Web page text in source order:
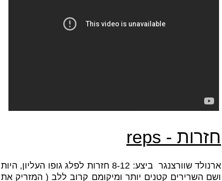
חזרות - reps
ארנולד שוורצנגר ביצע: 8-12 חזרות לפלג גופו העליון, היות
ושם השרירים קטנים יותר ומיקומם קרוב ללב ( המזריק את